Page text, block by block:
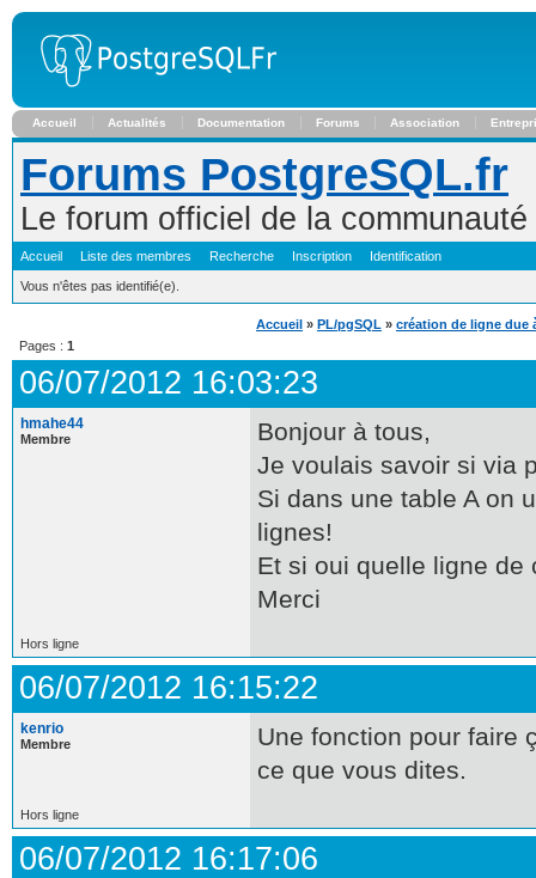
Accueil Actualités Documentation Forums Association
Forums PostgreSQL.fr
Le forum officiel de la
Accueil Liste des membres Recherche Inscription Identification
Vous n'êtes pas identifié(e).
Accueil » PL/pgSQL » création de ligne due
Pages : 1
06/07/2012 16:03:23
hmahe44
Membre
Bonjour à tous,
Je voulais savoir si via
Si dans une table A on
lignes!
Et si oui quelle ligne de
Merci
Hors ligne
06/07/2012 16:15:22
kenrio
Membre
Une fonction pour faire
ce que vous dites.
Hors ligne
06/07/2012 16:17:06